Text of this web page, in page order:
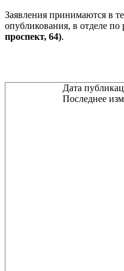
Заявления принимаются в
опубликования, в отделе по
проспект, 64).
Дата
Последнее